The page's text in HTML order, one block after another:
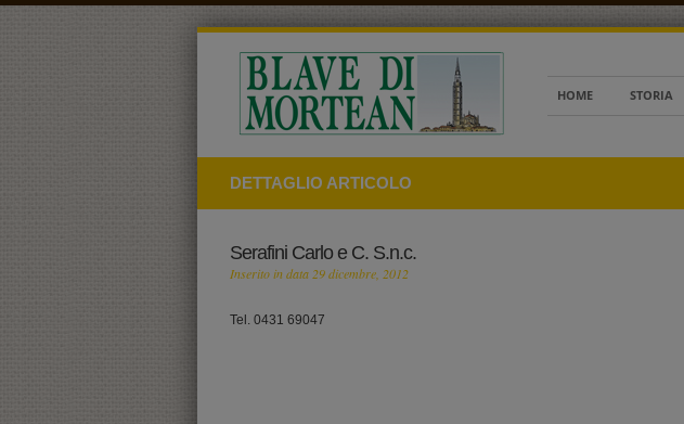
HOME STORIA
DETTAGLIO ARTICOLO
Serafini Carlo e C. S.n.c.
Inserito in data 29 dicembre, 2012
Tel. 0431 69047